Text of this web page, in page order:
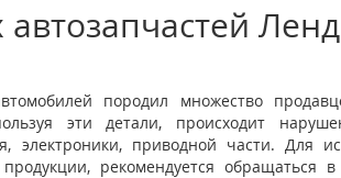
породил множество
эти детали, происходит
электроники, приводной части. Для
рекомендуется обращаться